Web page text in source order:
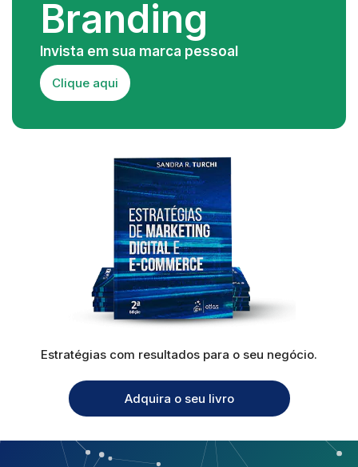
Branding
Invista em sua marca pessoal
Clique aqui
Estratégias com resultados para o seu negócio.
Adquira o seu livro